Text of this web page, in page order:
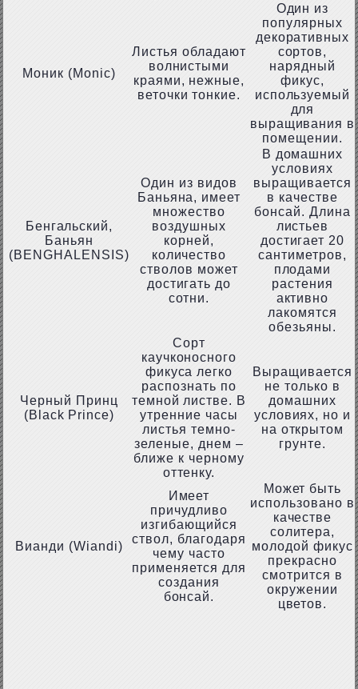
Моник (Monic)
Листья обладают
волнистыми
краями, нежные,
веточки тонкие.
Один из
популярных
декоративных
сортов,
нарядный
фикус,
используемый
для
выращивания в
помещении.
Бенгальский,
Баньян
(BENGHALENSIS)
Один из видов
Баньяна, имеет
множество
воздушных
корней,
количество
стволов может
достигать до
сотни.
В домашних
условиях
выращивается
в качестве
бонсай. Длина
листьев
достигает 20
сантиметров,
плодами
растения
активно
лакомятся
обезьяны.
Черный Принц
(Black Prince)
Сорт
каучконосного
фикуса легко
распознать по
темной листве. В
утренние часы
листья темно-
зеленые, днем –
ближе к черному
оттенку.
Выращивается
не только в
домашних
условиях, но и
на открытом
грунте.
Вианди (Wiandi)
Имеет
причудливо
изгибающийся
ствол, благодаря
чему часто
применяется для
создания
бонсай.
Может быть
использовано в
качестве
солитера,
молодой фикус
прекрасно
смотрится в
окружении
цветов.